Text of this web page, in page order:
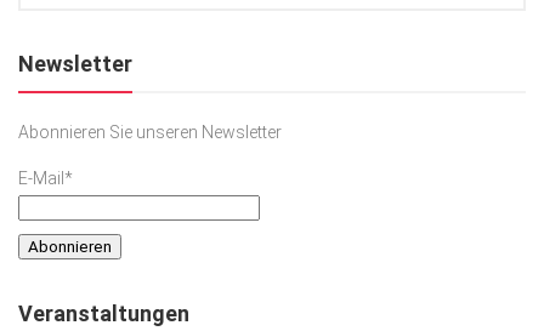
Newsletter
Abonnieren Sie unseren Newsletter
E-Mail*
Veranstaltungen